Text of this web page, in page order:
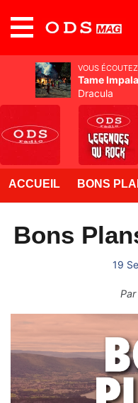
ACCUEIL BONS
Bons
19
Par
VOUS
Tame Impala
Dracula